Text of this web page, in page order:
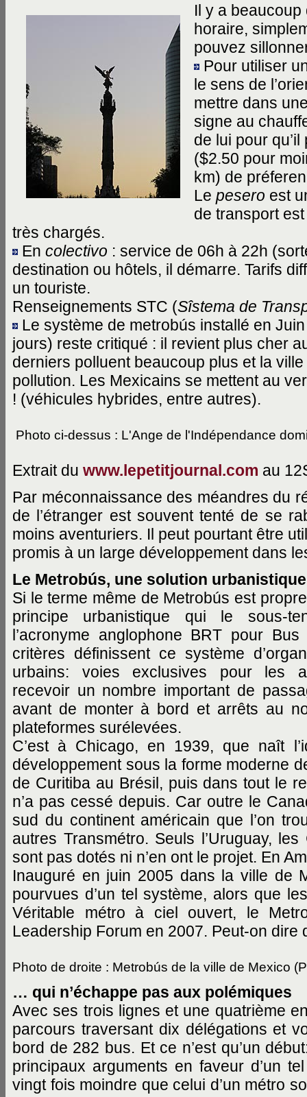
Il y a
horaire,
pouvez
Pour utiliser
le sens de
mettre dans
signe au
de lui pour
($2.50 pour
km) de
Le pesero est
de transport
très chargés.
En colectivo : service de 06h à 22h
destination ou hôtels, il démarre. Tarifs
un touriste.
Renseignements STC (Sîstema de
Le système de metrobús installé en
jours) reste critiqué : il revient plus cher
derniers polluent beaucoup plus et la
pollution. Les Mexicains se mettent au
! (véhicules hybrides, entre autres).
Photo ci-dessus : L'Ange de l'Indépendance
Extrait du www.lepetitjournal.com au
Par méconnaissance des méandres du
de l’étranger est souvent tenté de se
moins aventuriers. Il peut pourtant être
promis à un large développement dans
Le Metrobús, une solution
Si le terme même de Metrobús est
principe urbanistique qui le sous-
l’acronyme anglophone BRT pour
critères définissent ce système
urbains: voies exclusives pour les
recevoir un nombre important de
avant de monter à bord et arrêts au
plateformes surélevées.
C’est à Chicago, en 1939, que naît
développement sous la forme moderne
de Curitiba au Brésil, puis dans tout le
n’a pas cessé depuis. Car outre le
sud du continent américain que l’on
autres Transmétro. Seuls l’Uruguay,
sont pas dotés ni n’en ont le projet. En
Inauguré en juin 2005 dans la ville de
pourvues d’un tel système, alors que
Véritable métro à ciel ouvert, le
Leadership Forum en 2007. Peut-on dire
Photo de droite : Metrobús de la ville de Mexico
… qui n’échappe pas aux polémiques
Avec ses trois lignes et une quatrième
parcours traversant dix délégations et
bord de 282 bus. Et ce n’est qu’un
principaux arguments en faveur d’un
vingt fois moindre que celui d’un métro